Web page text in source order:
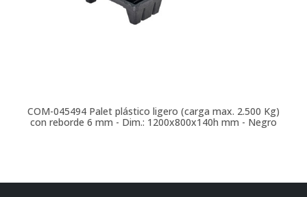
COM-045494 Palet plástico ligero (carga max. 2.500 Kg)
con reborde 6 mm - Dim.: 1200x800x140h mm - Negro